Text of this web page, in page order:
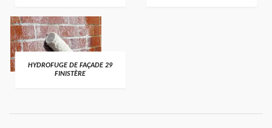
HYDROFUGE DE FAÇADE 29
FINISTÈRE